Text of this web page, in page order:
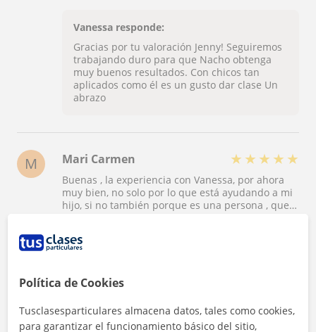
solo que haga los deberes. La recomendamos
Vanessa responde:
Gracias por tu valoración Jenny! Seguiremos
trabajando duro para que Nacho obtenga
muy buenos resultados. Con chicos tan
aplicados como él es un gusto dar clase Un
abrazo
M Mari Carmen ★ ★ ★ ★ ★
Buenas , la experiencia con Vanessa, por ahora
muy bien, no solo por lo que está ayudando a mi
hijo, si no también porque es una persona , que
Gracias por tu valoración Mari Carmen! Estoy
segura de que Carlos va a obtener muy
adelante será capaz de organizarse muy
bien en sus estudios optimizando sus
Política de Cookies
Tusclasesparticulares almacena datos, tales como cookies,
para garantizar el funcionamiento básico del sitio,